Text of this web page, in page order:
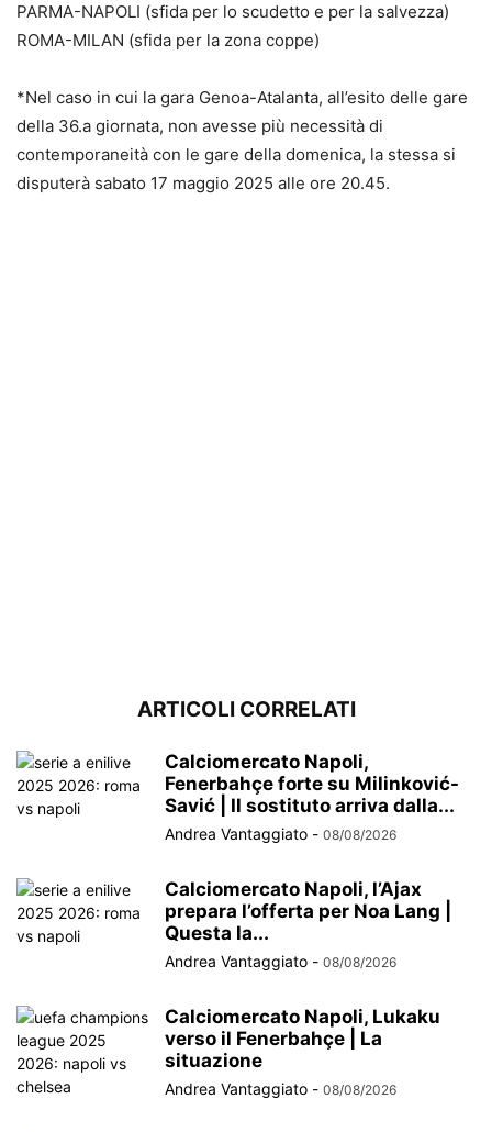
PARMA-NAPOLI (sfida per lo scudetto e per la salvezza)
ROMA-MILAN (sfida per la zona coppe)
*Nel caso in cui la gara Genoa-Atalanta, all’esito delle gare
della 36.a giornata, non avesse più necessità di
contemporaneità con le gare della domenica, la stessa si
disputerà sabato 17 maggio 2025 alle ore 20.45.
ARTICOLI CORRELATI
Calciomercato Napoli,
Fenerbahçe forte su Milinković-
Savić | Il sostituto arriva dalla...
Andrea Vantaggiato - 08/08/2026
Calciomercato Napoli, l’Ajax
prepara l’offerta per Noa Lang |
Questa la...
Andrea Vantaggiato - 08/08/2026
Calciomercato Napoli, Lukaku
verso il Fenerbahçe | La
situazione
Andrea Vantaggiato - 08/08/2026